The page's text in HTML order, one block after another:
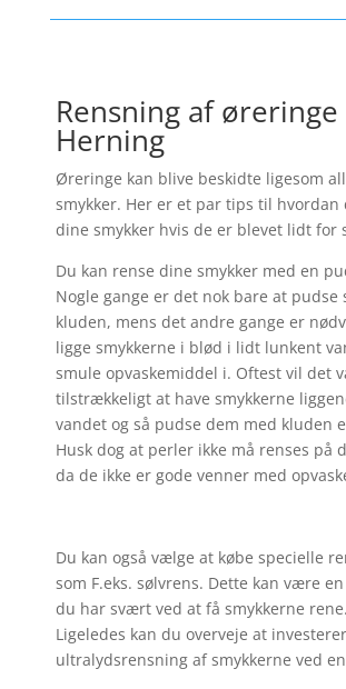
Rensning af øreringe
Herning
Øreringe kan blive beskidte ligesom
smykker. Her er et par tips til hvordan
dine smykker hvis de er blevet lidt for
Du kan rense dine smykker med en
Nogle gange er det nok bare at pudse
kluden, mens det andre gange er
ligge smykkerne i blød i lidt lunkent
smule opvaskemiddel i. Oftest vil det
tilstrækkeligt at have smykkerne
vandet og så pudse dem med kluden
Husk dog at perler ikke må renses på
da de ikke er gode venner med
Du kan også vælge at købe specielle
som F.eks. sølvrens. Dette kan være
du har svært ved at få smykkerne rene.
Ligeledes kan du overveje at
ultralydsrensning af smykkerne ved